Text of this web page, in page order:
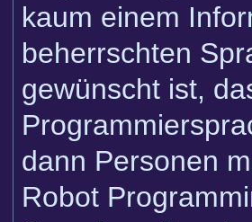
kaum einem
beherrschten
gewünscht ist,
dann Personen
Robot